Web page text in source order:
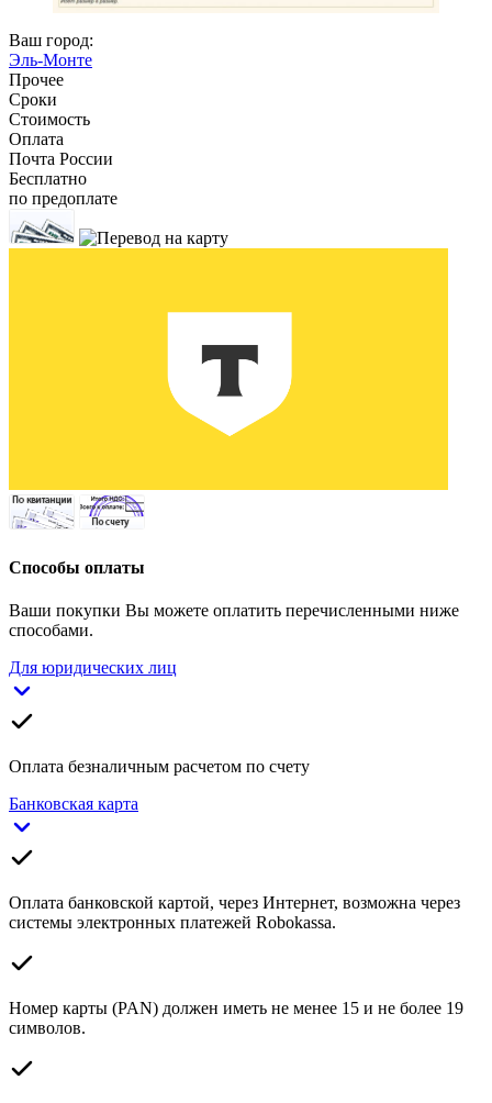
Ваш город:
Эль-Монте
Прочее
Сроки
Стоимость
Оплата
Почта России
Бесплатно
по предоплате
Способы оплаты
Ваши покупки Вы можете оплатить перечисленными ниже
способами.
Для юридических лиц
Оплата безналичным расчетом по счету
Банковская карта
Оплата банковской картой, через Интернет, возможна через
системы электронных платежей Robokassa.
Номер карты (PAN) должен иметь не менее 15 и не более 19
символов.